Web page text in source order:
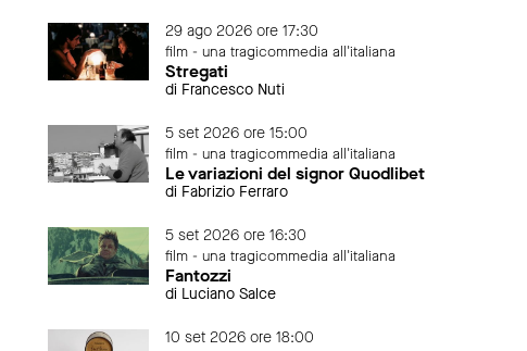
29 ago 2026 ore 17:30
film - una tragicommedia all'italiana
Stregati
di Francesco Nuti
5 set 2026 ore 15:00
film - una tragicommedia all'italiana
Le variazioni del signor Quodlibet
di Fabrizio Ferraro
5 set 2026 ore 16:30
film - una tragicommedia all'italiana
Fantozzi
di Luciano Salce
10 set 2026 ore 18:00